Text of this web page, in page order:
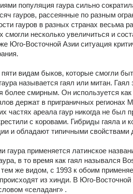
популяция гаура сильно
гауров, рассеянные по разным
гауров в разных странах весьма
смогли несколько увеличиться и
Юго-Восточной Азии ситуация
пяти видам быков, которые смогли
называется гаял или митан. Гаял
более смирным. Он используется
держат в приграничных регионах
частях ареала гаур никогда не был
с коровами. Гибриды гаяла и
и обладают типичными свойствами
гаура применяется латинское
в то время как гаял назывался
же видом, с 1993 к обоим
из хинди. В Юго-
«селаданг» .